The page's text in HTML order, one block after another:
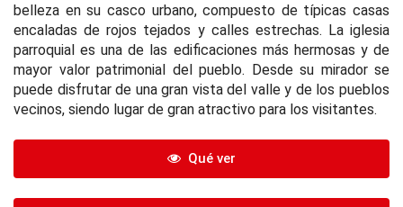
belleza en su casco urbano, compuesto de típicas casas
encaladas de rojos tejados y calles estrechas. La iglesia
parroquial es una de las edificaciones más hermosas y de
mayor valor patrimonial del pueblo. Desde su mirador se
puede disfrutar de una gran vista del valle y de los pueblos
vecinos, siendo lugar de gran atractivo para los visitantes.
Qué ver